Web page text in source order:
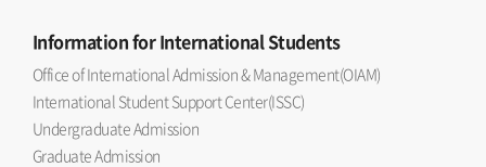
Informationfor International Students
Office of International Admission & Management(OIAM)
International Student Support Center(ISSC)
Undergraduate Admission
Graduate Admission